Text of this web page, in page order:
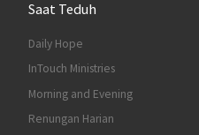
Saat Teduh
Daily Hope
InTouch Ministries
Morning and Evening
Renungan Harian